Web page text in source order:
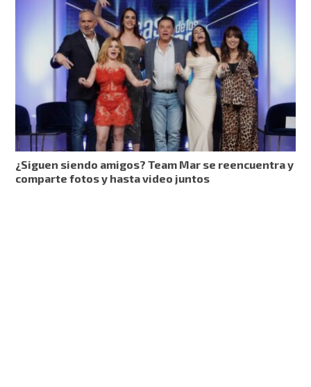
¿Siguen siendo amigos? Team Mar se reencuentra y
comparte fotos y hasta video juntos